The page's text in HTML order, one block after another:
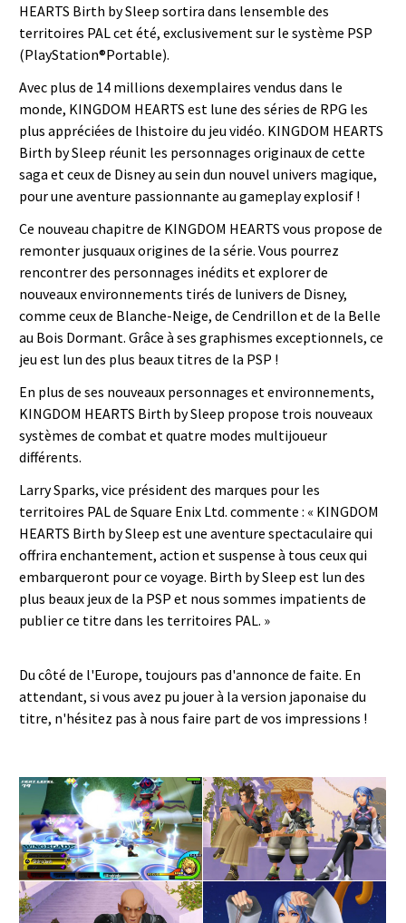
HEARTS Birth by Sleep sortira dans lensemble des
territoires PAL cet été, exclusivement sur le système PSP
(PlayStation®Portable).
Avec plus de 14 millions dexemplaires vendus dans le
monde, KINGDOM HEARTS est lune des séries de RPG les
plus appréciées de lhistoire du jeu vidéo. KINGDOM HEARTS
Birth by Sleep réunit les personnages originaux de cette
saga et ceux de Disney au sein dun nouvel univers magique,
pour une aventure passionnante au gameplay explosif !
Ce nouveau chapitre de KINGDOM HEARTS vous propose de
remonter jusquaux origines de la série. Vous pourrez
rencontrer des personnages inédits et explorer de
nouveaux environnements tirés de lunivers de Disney,
comme ceux de Blanche-Neige, de Cendrillon et de la Belle
au Bois Dormant. Grâce à ses graphismes exceptionnels, ce
jeu est lun des plus beaux titres de la PSP !
En plus de ses nouveaux personnages et environnements,
KINGDOM HEARTS Birth by Sleep propose trois nouveaux
systèmes de combat et quatre modes multijoueur
différents.
Larry Sparks, vice président des marques pour les
territoires PAL de Square Enix Ltd. commente : « KINGDOM
HEARTS Birth by Sleep est une aventure spectaculaire qui
offrira enchantement, action et suspense à tous ceux qui
embarqueront pour ce voyage. Birth by Sleep est lun des
plus beaux jeux de la PSP et nous sommes impatients de
publier ce titre dans les territoires PAL. »
Du côté de l'Europe, toujours pas d'annonce de faite. En
attendant, si vous avez pu jouer à la version japonaise du
titre, n'hésitez pas à nous faire part de vos impressions !